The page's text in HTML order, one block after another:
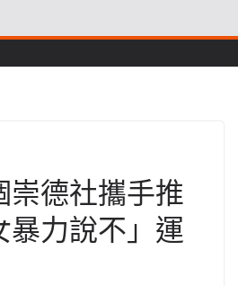
崇德社攜手推
暴力說不」運